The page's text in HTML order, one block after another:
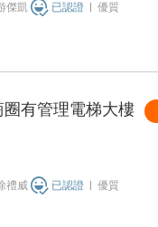
傑凱 已認證 優質
有管理電梯大樓
禮威 已認證 優質